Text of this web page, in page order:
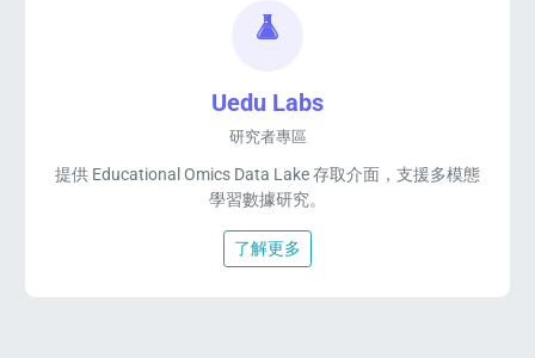
Uedu Labs
研究者專區
提供 Educational Omics Data Lake 存取介面，支援多模態
學習數據研究。
了解更多